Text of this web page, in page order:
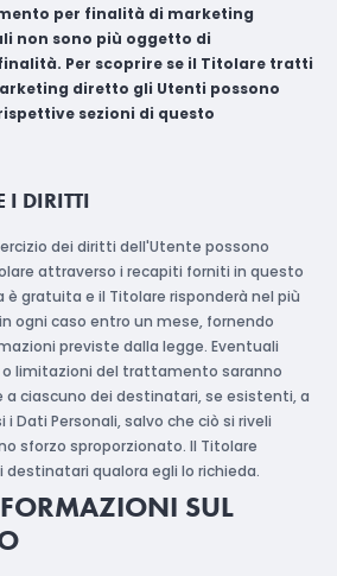
per finalità di marketing
non sono più oggetto di
Per scoprire se il Titolare tratti
diretto gli Utenti possono
sezioni di questo
I DIRITTI
dei diritti dell'Utente possono
attraverso i recapiti forniti in questo
è gratuita e il Titolare risponderà nel più
ogni caso entro un mese, fornendo
previste dalla legge. Eventuali
limitazioni del trattamento saranno
ciascuno dei destinatari, se esistenti, a
Dati Personali, salvo che ciò si riveli
sforzo sproporzionato. Il Titolare
qualora egli lo richieda.
SUL